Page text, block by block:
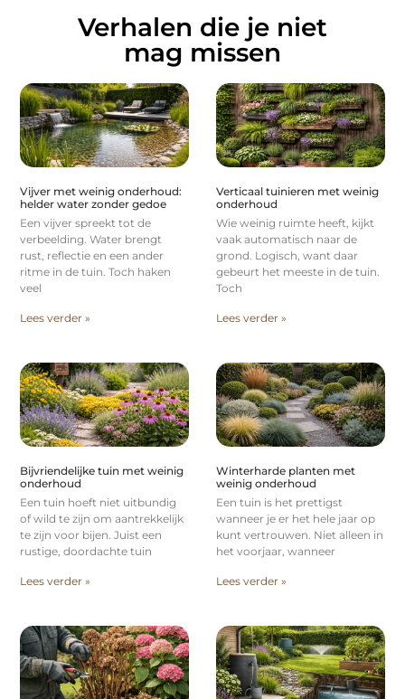
Verhalen die je niet
mag missen
Vijver met weinig onderhoud:
helder water zonder gedoe
Een vijver spreekt tot de
verbeelding. Water brengt
rust, reflectie en een ander
ritme in de tuin. Toch haken
veel
Lees verder »
Verticaal tuinieren met weinig
onderhoud
Wie weinig ruimte heeft, kijkt
vaak automatisch naar de
grond. Logisch, want daar
gebeurt het meeste in de tuin.
Toch
Lees verder »
Bijvriendelijke tuin met weinig
onderhoud
Een tuin hoeft niet uitbundig
of wild te zijn om aantrekkelijk
te zijn voor bijen. Juist een
rustige, doordachte tuin
Lees verder »
Winterharde planten met
weinig onderhoud
Een tuin is het prettigst
wanneer je er het hele jaar op
kunt vertrouwen. Niet alleen in
het voorjaar, wanneer
Lees verder »